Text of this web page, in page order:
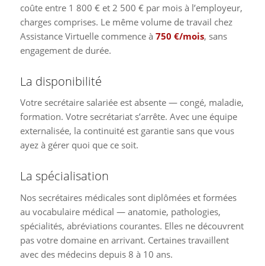
coûte entre 1 800 € et 2 500 € par mois à l’employeur,
charges comprises. Le même volume de travail chez
Assistance Virtuelle commence à 750 €/mois, sans
engagement de durée.
La disponibilité
Votre secrétaire salariée est absente — congé, maladie,
formation. Votre secrétariat s’arrête. Avec une équipe
externalisée, la continuité est garantie sans que vous
ayez à gérer quoi que ce soit.
La spécialisation
Nos secrétaires médicales sont diplômées et formées
au vocabulaire médical — anatomie, pathologies,
spécialités, abréviations courantes. Elles ne découvrent
pas votre domaine en arrivant. Certaines travaillent
avec des médecins depuis 8 à 10 ans.